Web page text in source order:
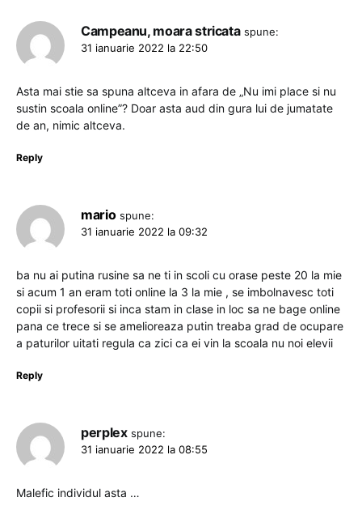
Campeanu, moara stricata spune:
31 ianuarie 2022 la 22:50
Asta mai stie sa spuna altceva in afara de „Nu imi place si nu
sustin scoala online”? Doar asta aud din gura lui de jumatate
de an, nimic altceva.
Reply
mario spune:
31 ianuarie 2022 la 09:32
ba nu ai putina rusine sa ne ti in scoli cu orase peste 20 la mie
si acum 1 an eram toti online la 3 la mie , se imbolnavesc toti
copii si profesorii si inca stam in clase in loc sa ne bage online
pana ce trece si se amelioreaza putin treaba grad de ocupare
a paturilor uitati regula ca zici ca ei vin la scoala nu noi elevii
Reply
perplex spune:
31 ianuarie 2022 la 08:55
Malefic individul asta …